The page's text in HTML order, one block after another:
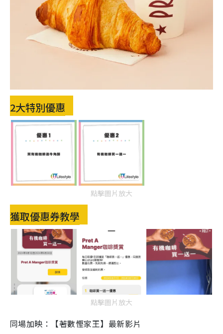
2大特別優惠
點擊圖片放大
獲取優惠券教學
點擊圖片放大
同場加映：【著數慳家王】最新影片